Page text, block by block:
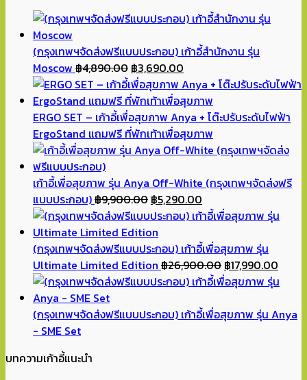
(กรุงเทพฯจัดส่งฟรีแบบประกอบ) เก้าอี้สำนักงาน รุ่น
Moscow ฿4,890.00 Original
price
was:
฿4,890.00.
฿3,690.00
price
is:
฿3,690.00.
ERGO SET – เก้าอี้เพื่อสุขภาพ Anya + โต๊ะปรับระดับไฟฟ้า
ErgoStand แถมฟรี ที่พักเท้าเพื่อสุขภาพ
เก้าอี้เพื่อสุขภาพ รุ่น Anya Off-White (กรุงเทพฯจัดส่งฟรี
แบบประกอบ)฿9,900.00 Original
price
was:
฿9,900.00.
฿5,290.00
price
฿5,290.00.
(กรุงเทพฯจัดส่งฟรีแบบประกอบ) เก้าอี้เพื่อสุขภาพ รุ่น
Ultimate Limited Edition ฿26,900.00 Original
price
฿26,900.00.
฿17,990.00
price
฿
(กรุงเทพฯจัดส่งฟรีแบบประกอบ) เก้าอี้เพื่อสุขภาพ รุ่น Anya
- SME Set
บทความเก้าอี้แนะนำ